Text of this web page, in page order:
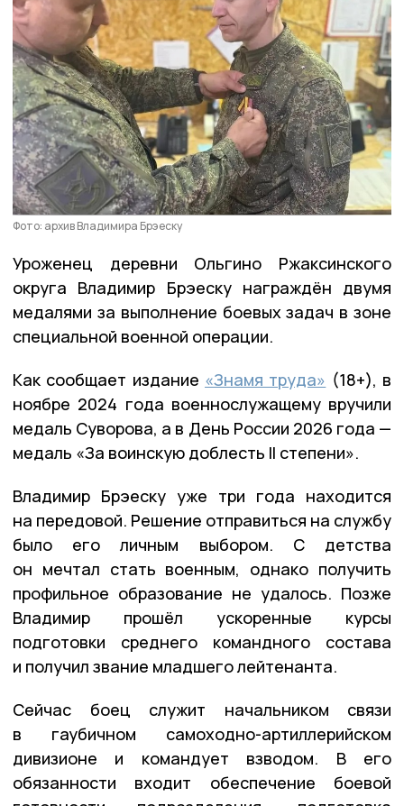
Фото: архив Владимира Брэеску
Уроженец деревни Ольгино Ржаксинского
округа Владимир Брэеску награждён двумя
медалями за выполнение боевых задач в зоне
специальной военной операции.
Как сообщает издание «Знамя труда» (18+), в
ноябре 2024 года военнослужащему вручили
медаль Суворова, а в День России 2026 года —
медаль «За воинскую доблесть II степени».
Владимир Брэеску уже три года находится
на передовой. Решение отправиться на службу
было его личным выбором. С детства
он мечтал стать военным, однако получить
профильное образование не удалось. Позже
Владимир прошёл ускоренные курсы
подготовки среднего командного состава
и получил звание младшего лейтенанта.
Сейчас боец служит начальником связи
в гаубичном самоходно-артиллерийском
дивизионе и командует взводом. В его
обязанности входит обеспечение боевой